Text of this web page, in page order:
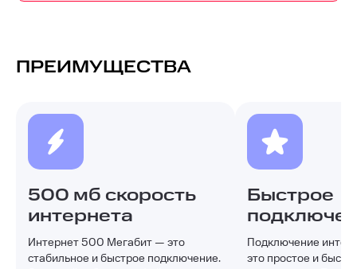
ПРЕИМУЩЕСТВА
500 мб скорость
интернета
Интернет 500 Мегабит — это
стабильное и быстрое подключение.
Быстрое
Подключение
это простое и